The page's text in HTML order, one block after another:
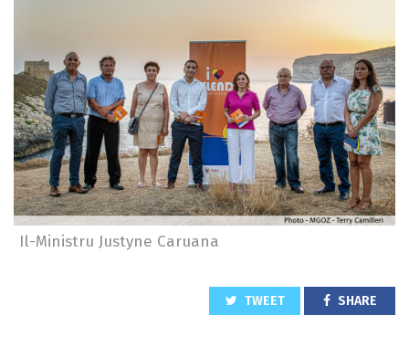
Il-Ministru Justyne Caruana
TWEET SHARE